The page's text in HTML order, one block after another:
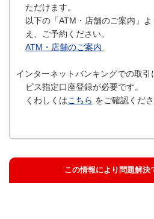
ただけます。
以下の「ATM・店舗のご案内」
え、ご予約ください。
ATM・店舗のご案内
インターネットバンキングでの取
ビス指定口座登録が必要です。
くわしくはこちら をご確認くださ
この情報により問題解決